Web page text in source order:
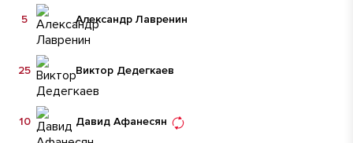
Александр Лавренин
5
Виктор Дедегкаев
25
Давид Афанесян
10